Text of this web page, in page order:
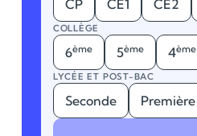
CP CE1 CE2
COLLÈGE
6ème 5ème 4ème
LYCÉE ET POST-BAC
Seconde Première